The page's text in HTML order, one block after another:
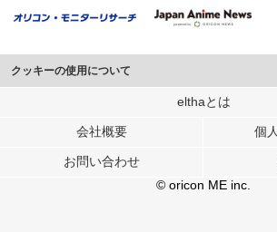
クッキーの使用について
このサイトでは Cookie を使用して、ユーザーに合わ
行っています。
メディアや広告配信、データ解析の各パートナーに提
各パートナーは、この情報とユーザーが各パートナー
ユーザーが各パートナーのサービスを使用したときに
elthaとは
会社概要 個
お問い合わせ
© oricon ME inc.